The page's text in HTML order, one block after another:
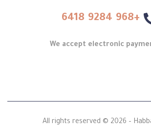
+968 9284 6418
We accept electronic
All rights reserved © 2026 –